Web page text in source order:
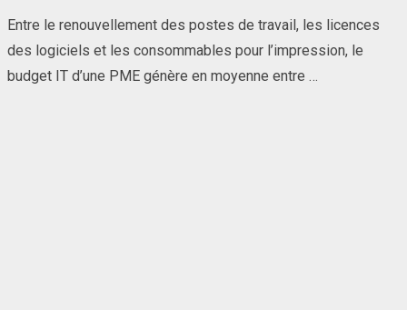
Entre le renouvellement des postes de travail, les licences
des logiciels et les consommables pour l’impression, le
budget IT d’une PME génère en moyenne entre …